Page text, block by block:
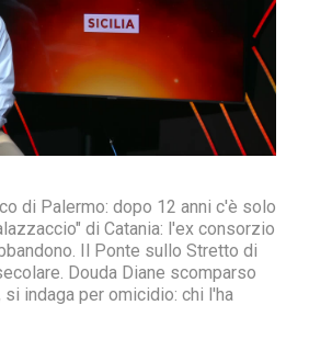
di Palermo: dopo 12 anni c'è solo
di Catania: l'ex consorzio
Il Ponte sullo Stretto di
Douda Diane scomparso
indaga per omicidio: chi l'ha